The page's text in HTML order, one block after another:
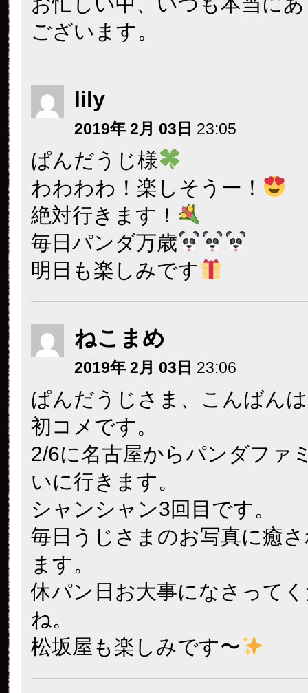
ございます。
lily
2019年 2月 03日 23:05
ぱんだうじ様
わわわわ！楽しそうー！
絶対行きます！
毎日パンダ万歳
明日も楽しみです
ねこまめ
2019年 2月 03日 23:06
ぱんだうじさま、こんばん
初コメです。
2/6に名古屋からパンダファ
いに行きます。
シャンシャン3回目です。
毎日うじさまのお写真に癒
ます。
休パン日お大事になさって
ね。
松坂屋も楽しみです〜